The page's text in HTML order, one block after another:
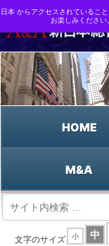
HOME
M&A
基于五感的未来
文字のサイズ
小 中
日本 からアクセスされているこ
お楽しみください。